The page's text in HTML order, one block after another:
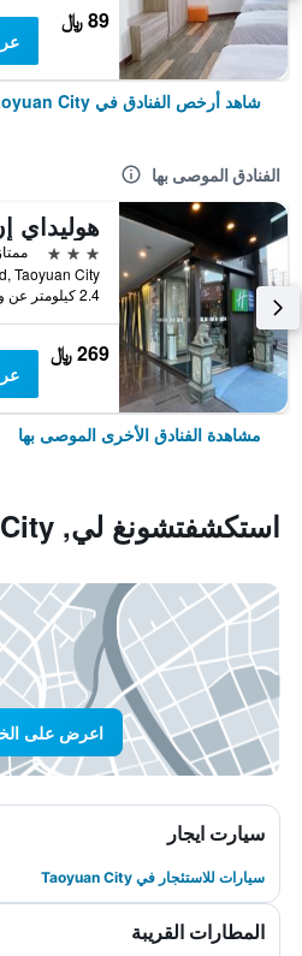
89 ﷼
شاهد أرخص الفنادق في Taoyuan City
الفنادق الموصى بها
3 نجوم
ممتاز 8.4
2.4 كيلومتر عن وسط المدينة
269 ﷼
مشاهدة الفنادق الأخرى الموصى بها
استكشفتشونغ لي, Taoyuan City
اعرض على
سيارت ايجار
سيارات للاستئجار في Taoyuan City
المطارات القريبة